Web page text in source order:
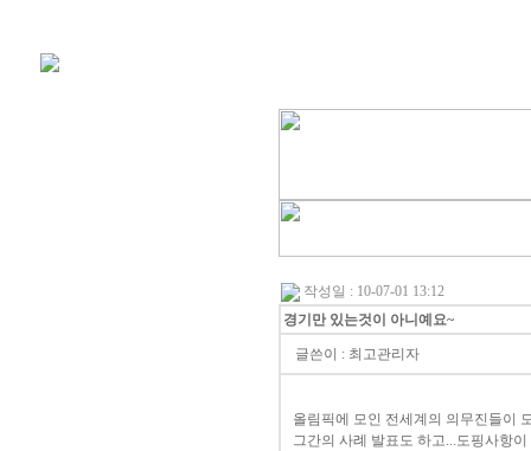
작성일 : 10-07-01 13:12
경기만 있는것이 아니예요~
글쓴이 : 최고관리자
올림픽에 모인 전세계의 의무진들이
그간의 사례 발표도 하고...도핑사항